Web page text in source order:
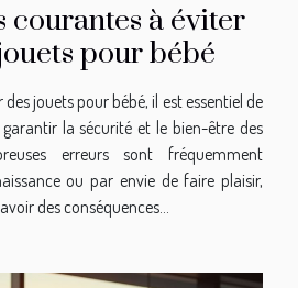
courantes à éviter
pour bébé
jouets pour bébé, il est essentiel de
la sécurité et le bien-être des
erreurs sont fréquemment
ou par envie de faire plaisir,
des conséquences...